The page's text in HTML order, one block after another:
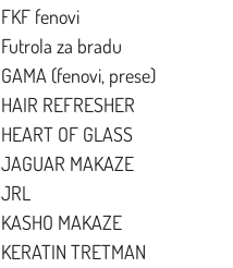
FKF fenovi
Futrola za bradu
GAMA (fenovi, prese)
HAIR REFRESHER
HEART OF GLASS
JAGUAR MAKAZE
JRL
KASHO MAKAZE
KERATIN TRETMAN